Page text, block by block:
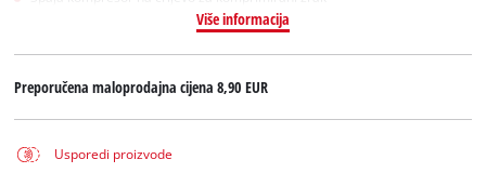
Više informacija
Preporučena maloprodajna cijena8,90 EUR
Usporedi proizvode